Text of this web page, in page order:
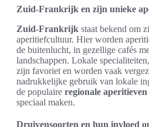
Zuid-Frankrijk en zijn unieke
Zuid-Frankrijk staat bekend om
aperitiefcultuur. Hier worden
de buitenlucht, in gezellige cafés
landschappen. Lokale
zijn favoriet en worden vaak
nadrukkelijke gebruik van lokale
de populaire regionale aperitieven
speciaal maken.
Druivensoorten en hun invloed